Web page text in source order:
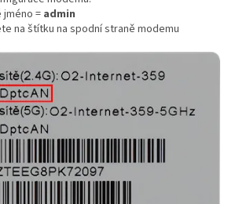
= admin
na štítku na spodní straně modemu